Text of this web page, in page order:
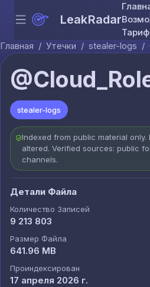
Menu LeakRadar
Главная / Утечки / stealer-logs /
stealer-logs
Indexed from public material
altered. Verified sources: public
channels.
Детали Файла
Количество Записей
9 213 803
Размер Файла
641.96 MB
Проиндексирован
17 апреля 2026 г.